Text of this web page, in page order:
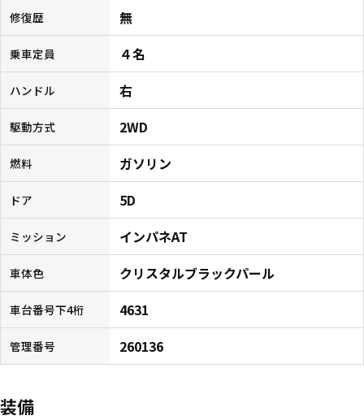
修復歴 無
乗車定員 ４名
ハンドル 右
駆動方式 2WD
燃料 ガソリン
ドア 5D
ミッション インパネAT
車体色 クリスタルブラックパール
車台番号下4桁 4631
管理番号 260136
装備